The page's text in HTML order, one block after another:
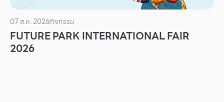
สิทธิประโยชน์ที่ฟิวเจอร์พาร์ค
07 ส.ค. 2026กิจกรรม
FUTURE PARK INTERNATIONAL FAIR
2026